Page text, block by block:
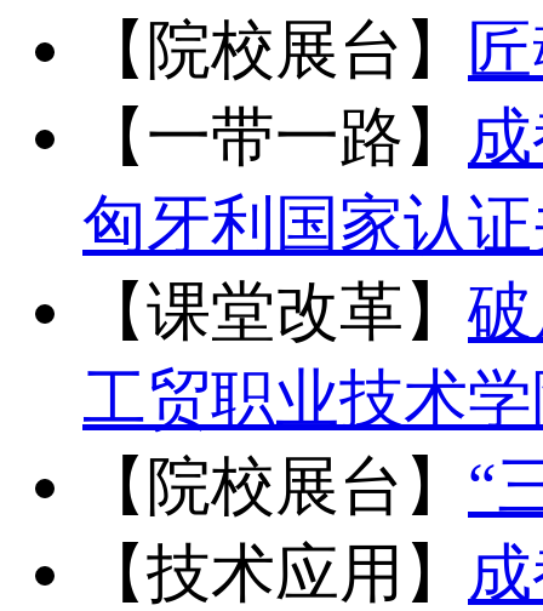
【院校展台】
【一带一路】
匈牙利国家认
【课堂改革】
工贸职业技术
【院校展台】 “
【技术应用】